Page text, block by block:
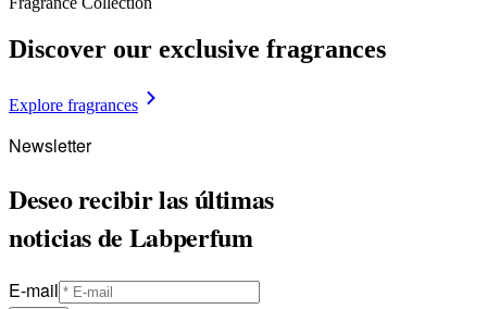
Discover our exclusive fragrances
Explore fragrances
Newsletter
Deseo recibir las últimas
noticias de Labperfum
E-mail